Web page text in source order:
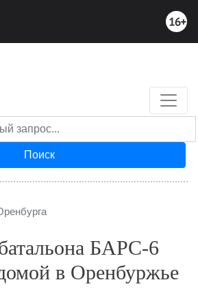
основному
Поиск
БАРС-6
в Оренбуржье